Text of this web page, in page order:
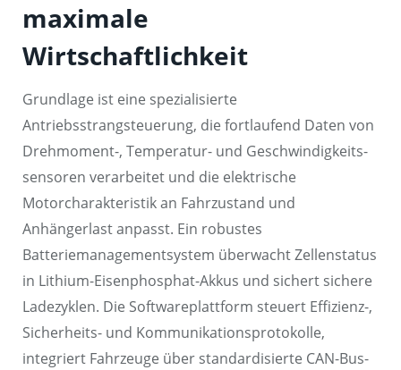
maximale
Wirtschaftlichkeit
Grundlage ist eine spezialisierte
Antriebsstrangsteuerung, die fortlaufend Daten von
Drehmoment-, Temperatur- und Geschwindigkeits-
sensoren verarbeitet und die elektrische
Motorcharakteristik an Fahrzustand und
Anhängerlast anpasst. Ein robustes
Batteriemanagementsystem überwacht Zellenstatus
in Lithium-Eisenphosphat-Akkus und sichert sichere
Ladezyklen. Die Softwareplattform steuert Effizienz-,
Sicherheits- und Kommunikationsprotokolle,
integriert Fahrzeuge über standardisierte CAN-Bus-